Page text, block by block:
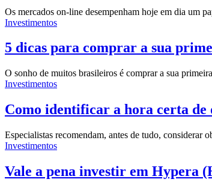
Os mercados on-line desempenham hoje em dia um
Investimentos
5 dicas para comprar a sua
O sonho de muitos brasileiros é comprar a sua
Investimentos
Como identificar a hora certa de
Especialistas recomendam, antes de tudo,
Investimentos
Vale a pena investir em Hypera